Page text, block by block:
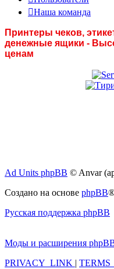
Наша команда
Принтеры чеков,
денежные ящики -
ценам
Ad Units phpBB © Anvar
Создано на основе phpBB
Русская поддержка phpBB
Моды и расширения
PRIVACY_LINK |